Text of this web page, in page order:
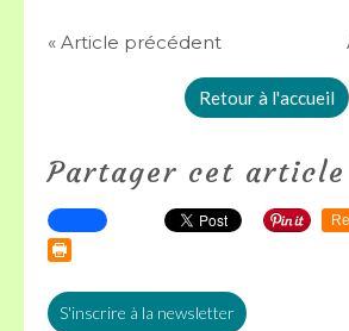
« Article précédent
Retour à l'accueil
Partager cet article
S'inscrire à la newsletter